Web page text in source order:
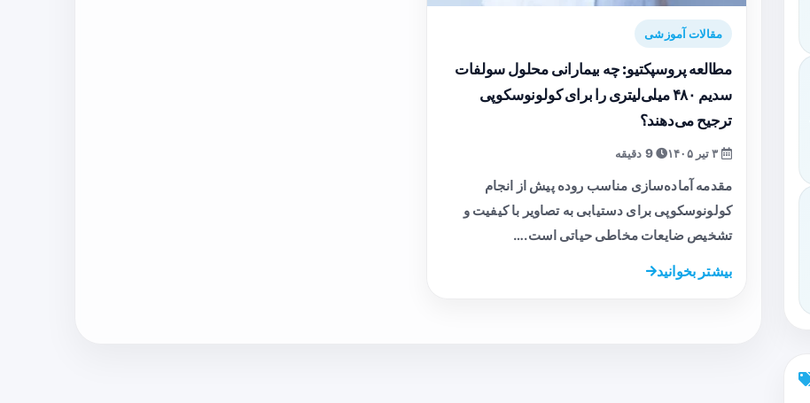
مقالات آموزشی
مطالعه پروسپکتیو: چه بیمارانی محلول سولفات
سدیم ۴۸۰ میلی‌لیتری را برای کولونوسکوپی
ترجیح می‌دهند؟
9 دقیقه
مقدمه آماده‌سازی مناسب روده پیش از انجام
کولونوسکوپی برای دستیابی به تصاویر با کیفیت و
تشخیص ضایعات مخاطی حیاتی است.…
بیشتر بخوانید